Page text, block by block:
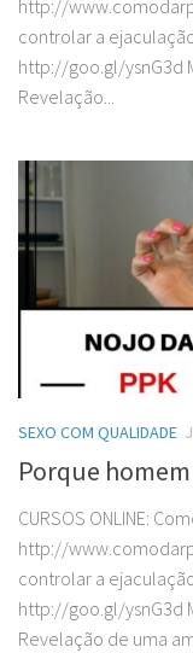
http://
controlar a
http://goo.gl/ysnG3d
Revelação...
SEXO COM QUALIDADE
Porque
CURSOS ONLINE:
http://
controlar a
http://goo.gl/ysnG3d
Revelação de uma